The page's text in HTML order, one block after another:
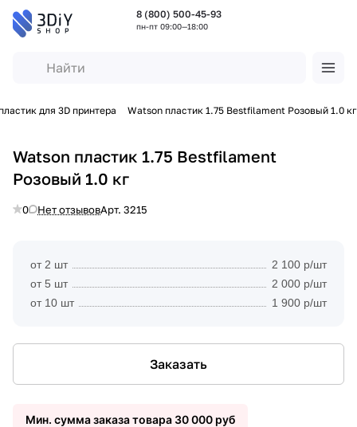
8 (800) 500-45-93
пн-пт 09:00—18:00
для 3D принтера Watson пластик 1.75 Bestfilament Розовый 1.0 кг
Watson пластик 1.75 Bestfilament
Розовый 1.0 кг
0 Нет отзывовАрт. 3215
от 2 шт
2 100 р/шт
от 5 шт
2 000 р/шт
от 10 шт
1 900 р/шт
Заказать
Мин. сумма заказа товара 30 000 руб